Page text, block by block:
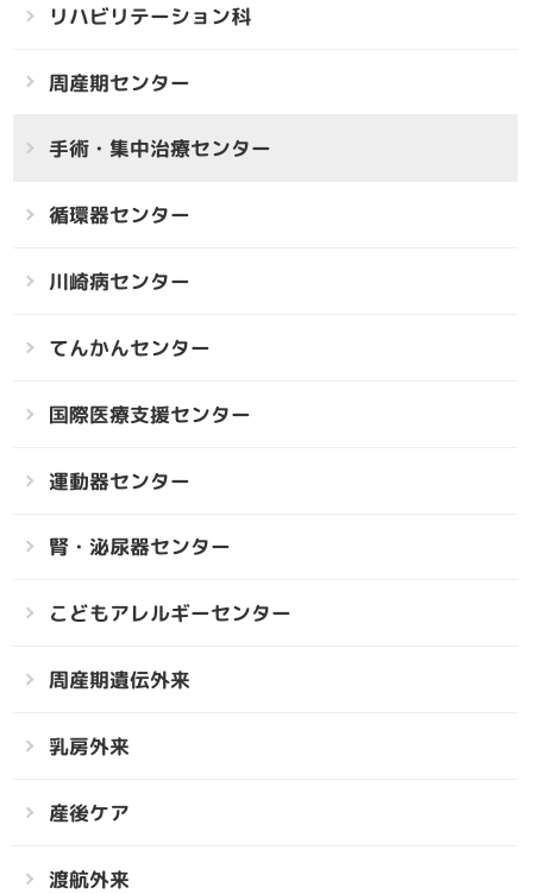
リハビリテーション科
周産期センター
手術・集中治療センター
循環器センター
川崎病センター
てんかんセンター
国際医療支援センター
運動器センター
腎・泌尿器センター
こどもアレルギーセンター
周産期遺伝外来
乳房外来
産後ケア
渡航外来